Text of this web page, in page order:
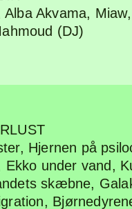
Alba Akvama, Miaw,
(DJ)
, Hjernen på
Ekko under vand ,
skæbne,
,